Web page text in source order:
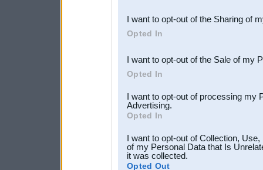
Downstream Participants
third parties.
I want to opt-out of the Sharing of
Opted In
I want to opt-out of the Sale of my
Opted In
I want to opt-out of processing my
Advertising.
Opted In
I want to opt-out of Collection,
of my Personal Data that Is
it was collected.
Opted Out